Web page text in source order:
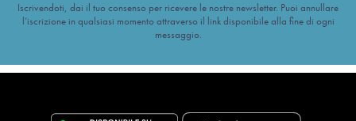
Iscrivendoti, dai il tuo consenso per ricevere le nostre newsletter. Puoi annullare
l’iscrizione in qualsiasi momento attraverso il link disponibile alla fine di ogni
messaggio.